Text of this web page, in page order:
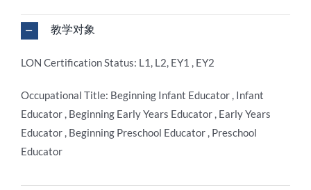
教学对象
LON Certification Status: L1, L2, EY1 , EY2
Occupational Title: Beginning Infant Educator , Infant
Educator , Beginning Early Years Educator , Early Years
Educator , Beginning Preschool Educator , Preschool
Educator